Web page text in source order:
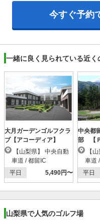
今すぐ予約
一緒に良く見られている近く
大月ガーデンゴルフクラ
ブ【アコーディア】
車道 / 都留IC
平日
5,490円〜
中央都
部 【Ｐ
車道
平日
山梨県で人気のゴルフ場